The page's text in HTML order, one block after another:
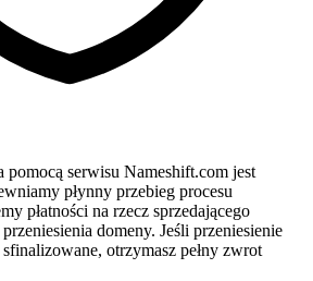
pomocą serwisu Nameshift.com jest
płynny przebieg procesu
płatności na rzecz sprzedającego
domeny. Jeśli przeniesienie
sfinalizowane, otrzymasz pełny zwrot